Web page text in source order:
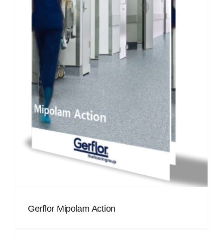
Gerflor Mipolam Action